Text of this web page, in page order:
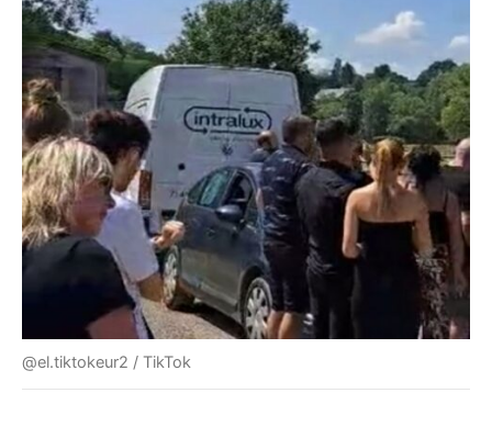
@el.tiktokeur2 / TikTok